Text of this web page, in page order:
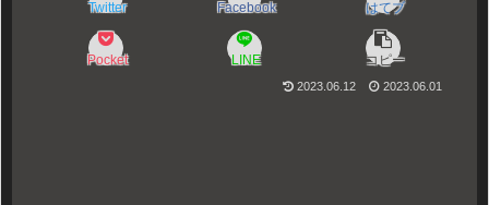
Twitter Facebook はてブ
Pocket LINE コピー
2023.06.12 2023.06.01